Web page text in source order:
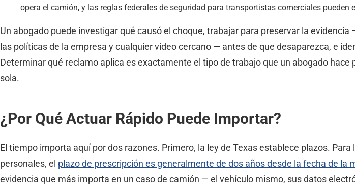
opera el camión, y las reglas federales de seguridad para transportistas comerciales pueden
Un abogado puede investigar qué causó el choque, trabajar para preservar la
las políticas de la empresa y cualquier video cercano — antes de que desaparezca, e
Determinar qué reclamo aplica es exactamente el tipo de trabajo que un abogado
sola.
¿Por Qué Actuar Rápido Puede Importar?
El tiempo importa aquí por dos razones. Primero, la ley de Texas establece plazos.
personales, el plazo de prescripción es generalmente de dos años desde la fecha de la
evidencia que más importa en un caso de camión — el vehículo mismo, sus datos